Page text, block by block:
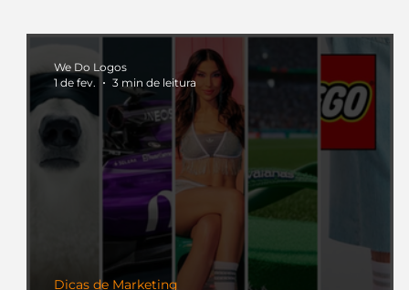
Dicas de Marketing
We Do Logos
1 de fev.
3 min de leitura